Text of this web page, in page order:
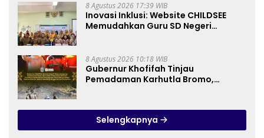
8 Agustus 2026 17:39 WIB
Inovasi Inklusi: Website CHILDSEE
Memudahkan Guru SD Negeri
8 Agustus 2026 10:18 WIB
Gubernur Khofifah Tinjau
Pemadaman Karhutla Bromo,
Selengkapnya